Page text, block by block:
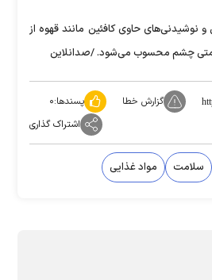
حاوی کافئین مانند قهوه از
چشم محسوب می‌شود. /صدانلاین
گزارش خطا پسندها:۰
اشتراک گذاری
سلامت مواد غذایی